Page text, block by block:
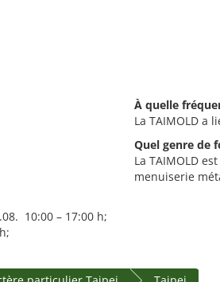
À quelle
La TAIMOLD a
Quel genre de
La TAIMOLD
menuiserie
10:00 – 17:00 h;